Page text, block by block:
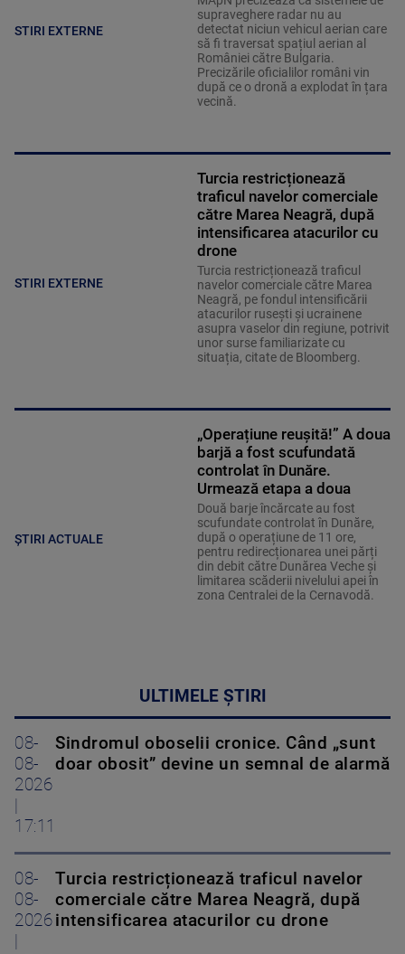
STIRI EXTERNE
supraveghere radar nu au
detectat niciun vehicul aerian care
să fi traversat spațiul aerian al
României către Bulgaria.
Precizările oficialilor români vin
după ce o dronă a explodat în țara
vecină.
STIRI EXTERNE
Turcia restricționează
traficul navelor comerciale
către Marea Neagră, după
intensificarea atacurilor cu
drone
Turcia restricționează traficul
navelor comerciale către Marea
Neagră, pe fondul intensificării
atacurilor rusești și ucrainene
asupra vaselor din regiune, potrivit
unor surse familiarizate cu
situația, citate de Bloomberg.
ȘTIRI ACTUALE
„Operațiune reușită!” A doua
barjă a fost scufundată
controlat în Dunăre.
Urmează etapa a doua
Două barje încărcate au fost
scufundate controlat în Dunăre,
după o operațiune de 11 ore,
pentru redirecționarea unei părți
din debit către Dunărea Veche și
limitarea scăderii nivelului apei în
zona Centralei de la Cernavodă.
ULTIMELE ȘTIRI
08-
08-
2026
17:11
Sindromul oboselii cronice. Când „sunt
doar obosit” devine un semnal de alarmă
08-
08-
2026
Turcia restricționează traficul navelor
comerciale către Marea Neagră, după
intensificarea atacurilor cu drone